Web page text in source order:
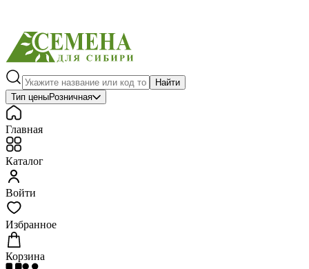
Найти
Тип ценыРозничная
Главная
Каталог
Войти
Избранное
Корзина